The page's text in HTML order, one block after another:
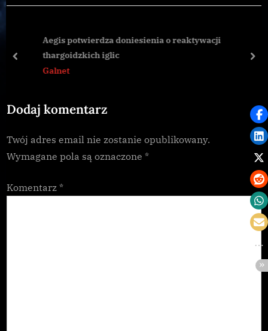
u
o
:
P
s
t
Aegis potwierdza doniesienia o reaktywacji
thargoidzkich iglic
Galnet
prev
Dodaj komentarz
Twój adres email nie zostanie opublikowany.
Wymagane pola są oznaczone *
Komentarz *